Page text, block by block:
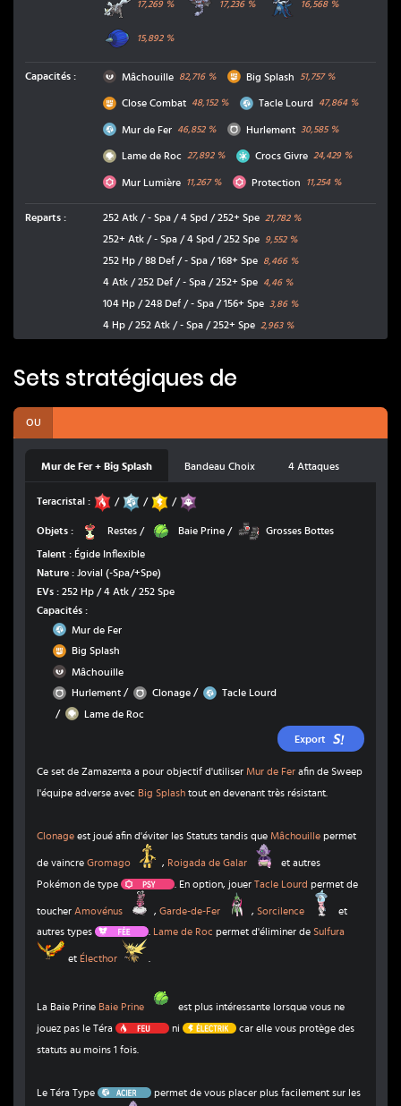
17,269% 17,236% 16,568%
15,892%
Capacités : Ténèbres
Mâchouille 82,716% Combat
Big Splash 51,757%
Combat
Close Combat 48,152% Acier
Tacle Lourd 47,864%
Acier
Mur de Fer 46,852% Normal
Hurlement 30,585%
Roche
Lame de Roc 27,892% Glace
Crocs Givre 24,429%
PsyMur Lumière 11,267% PsyProtection 11,254%
Reparts : 252 Atk / - Spa / 4 Spd / 252+ Spe 21,782%
252+ Atk / - Spa / 4 Spd / 252 Spe 9,552%
252 Hp / 88 Def / - Spa / 168+ Spe 8,466%
4 Atk / 252 Def / - Spa / 252+ Spe 4,46%
104 Hp / 248 Def / - Spa / 156+ Spe 3,86%
4 Hp / 252 Atk / - Spa / 252+ Spe 2,963%
Sets stratégiques de
OU
Mur de Fer + Big Splash Bandeau Choix 4 Attaques
Teracristal : Feu
/ Acier
/ Électrik
/
Objets : Restes / Baie Prine / Grosses Bottes
Talent : Égide Inflexible
Nature : Jovial (-Spa/+Spe)
EVs : 252 Hp / 4 Atk / 252 Spe
Capacités :
Acier
Mur de Fer
Combat
Big Splash
Ténèbres
Mâchouille
Normal
Hurlement / Normal
Clonage / Acier
Tacle Lourd
/
Roche
Lame de Roc
Export
Ce set de Zamazenta a pour objectif d'utiliser Mur de Fer afin de Sweep
l'équipe adverse avec Big Splash tout en devenant très résistant.
Clonage est joué afin d'éviter les Statuts tandis que Mâchouille permet
de vaincre Gromago , Roigada de Galar
et autres
Pokémon de type
Psy. En option, jouer Tacle Lourd permet de
toucher Amovénus Garde-de-Fer Sorcilence
et
autres types
FéeLame de Roc permet d'éliminer de Sulfura
Sulfura
et Électhor
La Baie Prine Baie Prine
est plus intéressante lorsque vous ne
jouez pas le Téra
Feu
ni Électrik
car elle vous protège des
statuts au moins 1 fois.
Le Téra Type Acier
permet de vous placer plus facilement sur les